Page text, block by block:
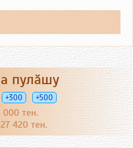
пулӑшу
+300 +500
000 тен.
420 тен.